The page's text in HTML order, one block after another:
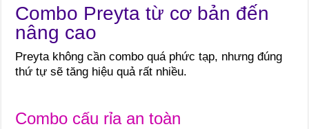
Combo Preyta từ cơ bản đến
nâng cao
Preyta không cần combo quá phức tạp, nhưng đúng
thứ tự sẽ tăng hiệu quả rất nhiều.
Combo cấu rỉa an toàn